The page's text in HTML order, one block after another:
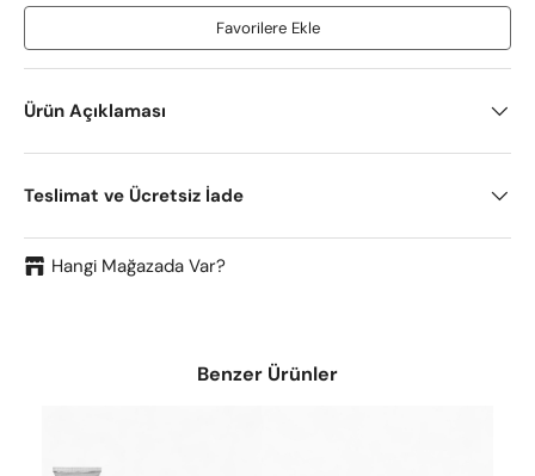
Favorilere Ekle
Ürün Açıklaması
Teslimat ve Ücretsiz İade
Hangi Mağazada Var?
Benzer Ürünler